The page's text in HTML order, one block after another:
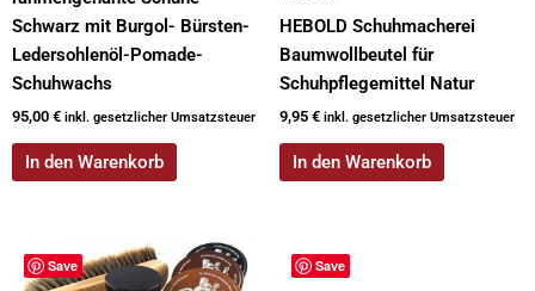
Schwarz mit Burgol- Bürsten-
Ledersohlenöl-Pomade-
Schuhwachs
95,00 € inkl. gesetzlicher Umsatzsteuer
In den Warenkorb
HEBOLD Schuhmacherei
Baumwollbeutel für
Schuhpflegemittel Natur
9,95 € inkl. gesetzlicher Umsatzsteuer
In den Warenkorb
Save Save